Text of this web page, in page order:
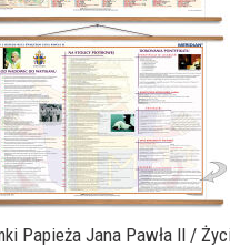
Papieża Jana Pawła II /